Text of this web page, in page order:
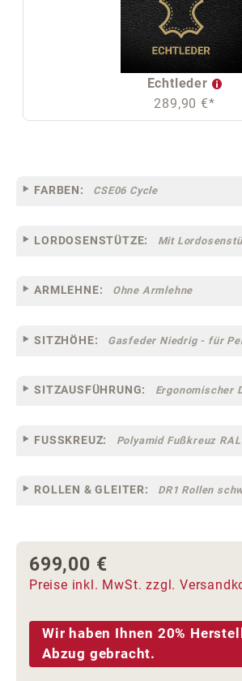
Echtleder
289,90 €*
FARBEN: CSE06 Cycle
LORDOSENSTÜTZE: Mit
ARMLEHNE: Ohne Armlehne
SITZHÖHE:
SITZAUSFÜHRUNG:
FUSSKREUZ:
ROLLEN & GLEITER:
Regulärer Preis:
699,00 €
Preise inkl. MwSt. zzgl.
Wir haben Ihnen 20%
Abzug gebracht.